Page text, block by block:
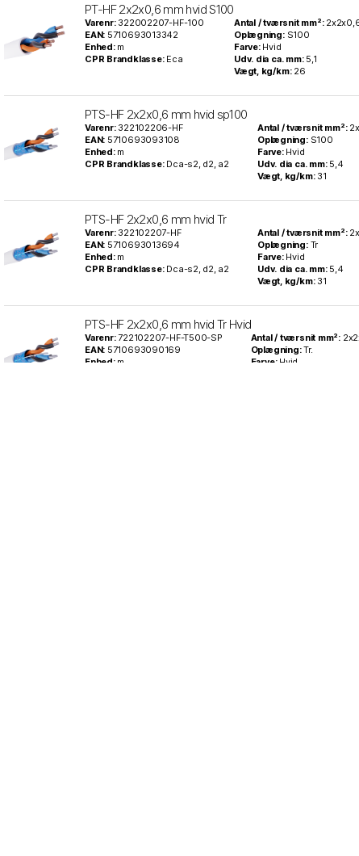
PT-HF 2x2x0,6 mm hvid S100
Varenr: 322002207-HF-100
EAN: 5710693013342
Enhed: m
CPR Brandklasse: Eca
Antal / tværsnit mm²:
Oplægning: S100
Farve: Hvid
Udv. dia ca. mm: 5,1
Vægt, kg/km: 26
PTS-HF 2x2x0,6 mm hvid sp100
Varenr: 322102206-HF
EAN: 5710693093108
Enhed: m
CPR Brandklasse: Dca-s2, d2, a2
Antal / tværsnit mm²:
Oplægning: S100
Farve: Hvid
Udv. dia ca. mm: 5,4
Vægt, kg/km: 31
PTS-HF 2x2x0,6 mm hvid Tr
Varenr: 322102207-HF
EAN: 5710693013694
Enhed: m
CPR Brandklasse: Dca-s2, d2, a2
Antal / tværsnit mm²:
Oplægning: Tr
Farve: Hvid
Udv. dia ca. mm: 5,4
Vægt, kg/km: 31
PTS-HF 2x2x0,6 mm hvid Tr Hvid
Varenr:722102207-HF-T500-SP
EAN: 5710693090169
Enhed: m
Antal / tværsnit mm²:
Oplægning:Tr.
Farve: Hvid